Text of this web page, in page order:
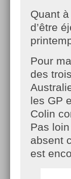
Quant
d’être
Pour
des
les GP
Colin
Pas
absent
est